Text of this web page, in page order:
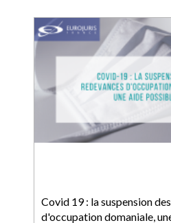
Covid 19 : la suspension
d'occupation domaniale,